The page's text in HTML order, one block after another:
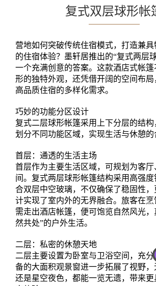
复式双层球形帐
营地如何突破传统住宿模式，打造兼
的住宿体验？墨轩居推出的“复式两层
一个充满创意的答案。这款酒店式帐
形的独特外观，还凭借开阔的空间布
高品质住宿的多样化需求。
巧妙的功能分区设计
复式二层球形帐篷采用上下分层的结构
划分不同功能区域，实现生活与休憩的
首层：通透的生活主场
首层作为主要生活区域，可规划为客
间。复式两层球形帐篷结构采用高强
合双层中空玻璃，不仅确保了稳固性
计实现了室内外的无界融合。旅客在
需走出酒店帐篷，便可饱览自然风光，
然共处”的户外生活。
二层：私密的休憩天地
二层主要设置为卧室与卫浴空间，充
备的大面积观景窗进一步拓展了视野
还是星空夜色，都能一览无遗，带来